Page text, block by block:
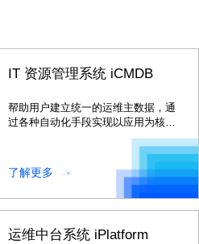
IT 资源管理系统 iCMDB
帮助用户建立统一的运维主数据，通
过各种自动化手段实现以应用为核心
的全面资源管理以及运维消费场景共
了解更多
运维中台系统 iPlatform